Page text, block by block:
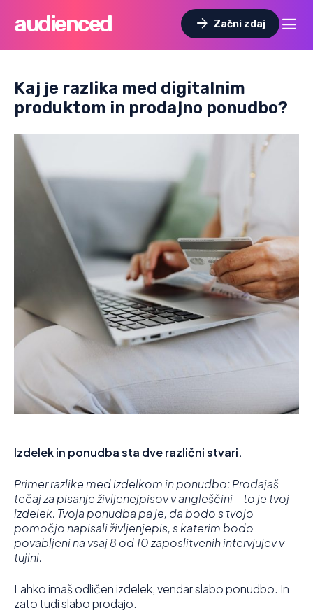
audienced arrow_forward Začni zdaj dehaze
Kaj je razlika med digitalnim
produktom in prodajno ponudbo?
Izdelek in ponudba sta dve različni stvari.
Primer razlike med izdelkom in ponudbo: Prodajaš
tečaj za pisanje življenejpisov v angleščini – to je tvoj
izdelek. Tvoja ponudba pa je, da bodo s tvojo
pomočjo napisali življenjepis, s katerim bodo
povabljeni na vsaj 8 od 10 zaposlitvenih intervjujev v
tujini.
Lahko imaš odličen izdelek, vendar slabo ponudbo. In
zato tudi slabo prodajo.